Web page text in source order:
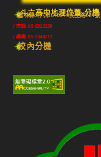
斗六高中地理位置-分機
雲林縣斗六市640010民生路224號
(市話) 05-5322039
(傳真) 05-5348213
校內分機